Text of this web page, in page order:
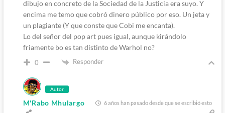
dibujo en concreto de la Sociedad de la Justicia era suyo. Y
encima me temo que cobró dinero público por eso. Un jeta y
un plagiante (Y que conste que Cobi me encanta).
Lo del señor del pop art pues igual, aunque kirándolo
friamente bo es tan distinto de Warhol no?
0 Responder
Autor
M'Rabo Mhulargo 6 años han pasado desde que se escribió esto